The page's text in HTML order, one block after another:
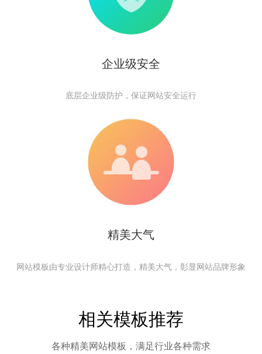
企业级安全
底层企业级防护，保证网站安全运行
精美大气
网站模板由专业设计师精心打造，精美大气，彰显网站品牌形象
相关模板推荐
各种精美网站模板，满足行业各种需求